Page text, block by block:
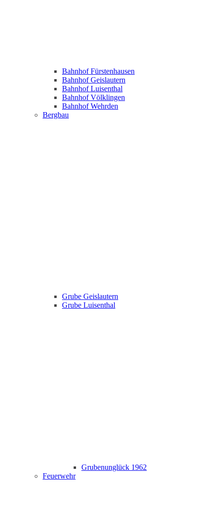
Bahnhof Fürstenhausen
Bahnhof Geislautern
Bahnhof Luisenthal
Bahnhof Völklingen
Bahnhof Wehrden
Bergbau
Grube Geislautern
Grube Luisenthal
Grubenunglück 1962
Feuerwehr